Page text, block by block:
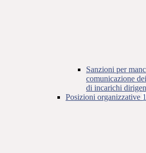
Sanzioni per
comunicazione
di incarichi
Posizioni organizzative 1